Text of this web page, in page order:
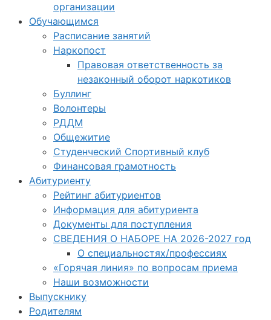
организации
Обучающимся
Расписание занятий
Наркопост
Правовая ответственность за
незаконный оборот наркотиков
Буллинг
Волонтеры
РДДМ
Общежитие
Студенческий Спортивный клуб
Финансовая грамотность
Абитуриенту
Рейтинг абитуриентов
Информация для абитуриента
Документы для поступления
СВЕДЕНИЯ О НАБОРЕ НА 2026-2027 год
О специальностях/профессиях
«Горячая линия» по вопросам приема
Наши возможности
Выпускнику
Родителям